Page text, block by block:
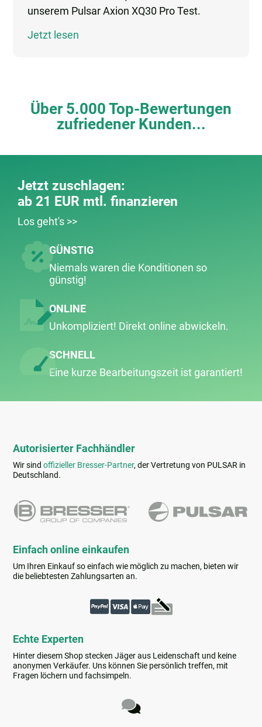
unserem Pulsar Axion XQ30 Pro Test.
Jetzt lesen
Über 5.000 Top-Bewertungen
zufriedener Kunden...
Jetzt zuschlagen:
ab 21 EUR mtl. finanzieren
Los geht's >>
GÜNSTIG
Niemals waren die Konditionen so
günstig!
ONLINE
Unkompliziert! Direkt online abwickeln.
SCHNELL
Eine kurze Bearbeitungs­zeit ist garantiert!
Autorisierter Fachhändler
Wir sindoffizieller Bresser-Partner, der Vertretung von PULSAR in
Deutschland.
Einfach online einkaufen
Um Ihren Einkauf so einfach wie möglich zu machen, bieten wir
die beliebtesten Zahlungsarten an.
Echte Experten
Hinter diesem Shop stecken Jäger aus Leidenschaft und keine
anonymen Verkäufer. Uns können Sie persönlich treffen, mit
Fragen löchern und fachsimpeln.